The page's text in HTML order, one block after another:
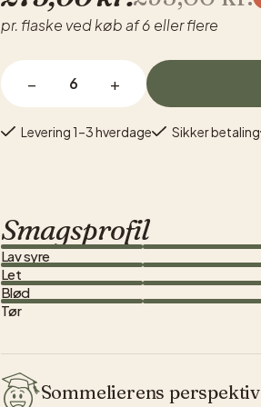
pr. flaske ved køb af 6 eller flere
− +
Levering 1–3 hverdage Sikker betaling
Smagsprofil
Lav syre
Let
Blød
Tør
Sommelierens perspektiv